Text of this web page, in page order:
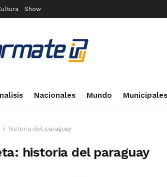
Show
Nacionales Mundo Municipales
historia del paraguay
historia del paraguay